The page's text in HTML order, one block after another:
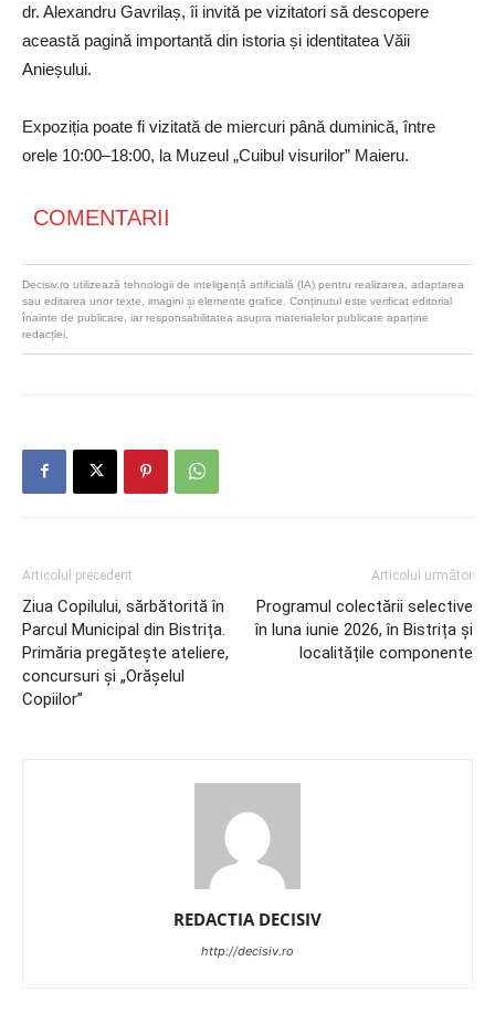
dr. Alexandru Gavrilaș, îi invită pe vizitatori să descopere
această pagină importantă din istoria și identitatea Văii
Anieșului.
Expoziția poate fi vizitată de miercuri până duminică, între
orele 10:00–18:00, la Muzeul „Cuibul visurilor” Maieru.
COMENTARII
Decisiv.ro utilizează tehnologii de inteligență artificială (IA) pentru realizarea, adaptarea
sau editarea unor texte, imagini și elemente grafice. Conținutul este verificat editorial
înainte de publicare, iar responsabilitatea asupra materialelor publicate aparține
redacției.
Articolul precedent
Ziua Copilului, sărbătorită în
Parcul Municipal din Bistrița.
Primăria pregătește ateliere,
concursuri și „Orășelul
Copiilor”
Articolul următor
Programul colectării selective
în luna iunie 2026, în Bistrița și
localitățile componente
REDACTIA DECISIV
http://decisiv.ro